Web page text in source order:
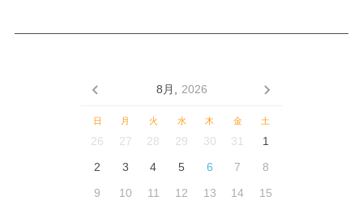
8月, 2026
日 月 火 水 木 金 土
26 27 28 29 30 31
1
2
3 4 5 6 7
8
9
10 11 12 13 14 15